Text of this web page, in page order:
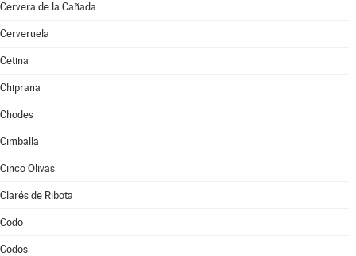
Cervera de la Cañada
Cerveruela
Cetina
Chiprana
Chodes
Cimballa
Cinco Olivas
Clarés de Ribota
Codo
Codos